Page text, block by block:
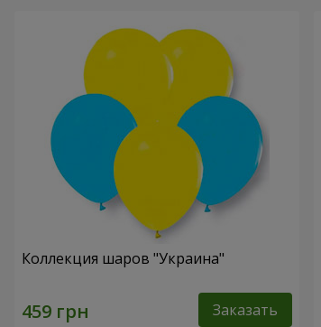
Коллекция шаров "Украина"
Заказать